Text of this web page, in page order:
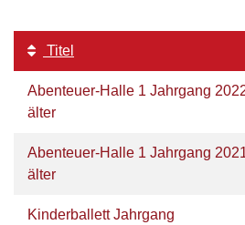
Titel
Abenteuer-Halle 1 Jahrgang
älter
Abenteuer-Halle 1 Jahrgang
älter
Kinderballett Jahrgang